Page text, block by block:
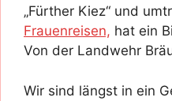
„Fürther Kiez“ und
Frauenreisen, hat ein
Von der Landwehr
Wir sind längst in ein